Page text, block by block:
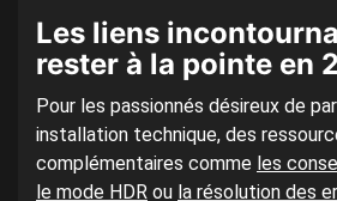
Les liens
rester à la pointe en
Pour les passionnés désireux de
installation technique, des
complémentaires comme les
le mode HDR ou la résolution des